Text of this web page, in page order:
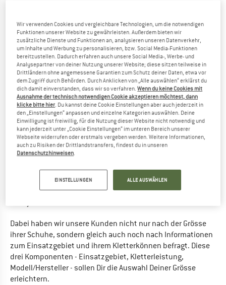
das von Dir gewünschte Modell in der für Dich richtigen
Grösse zu finden.
Kletterschuhesitzen in der Regel ziemlich eng am Fuss.
Daraus ergibt sich ein sehr eng bemessener Spielraum bei
der Passform und der Grösse. Dass Kletterschuhhersteller
hin und wieder von gewohnten Strassenschuhgrössen
abweichen, macht es nicht leichter die passende Grösse zu
finden.
Zum Glück kann man aber an den Erfahrungen anderer
teilhaben. Daher haben wir unsere Kunden nach ihren
Erfahrungen mit Kletterschuhmodellen befragt, diese
ausgewertet und schliesslich in unserem Grössenrechner
aufbereitet. So erhielten wir
3300 verwertbare
Erfahrungswertezu206 Modellenvon18 Marken(Stand April
Dabei haben wir unsere Kunden nicht nur nach der Grösse
ihrer Schuhe, sondern gleich auch noch nach Informationen
zum Einsatzgebiet und ihrem Kletterkönnen befragt. Diese
drei Komponenten - Einsatzgebiet, Kletterleistung,
Modell/Hersteller - sollen Dir die Auswahl Deiner Grösse
erleichtern.
Wir verwenden Cookies und vergleichbare Technologien, um die notwendigen
Funktionen unserer Website zu gewährleisten. Außerdem bieten wir
zusätzliche Dienste und Funktionen an, analysieren unseren Datenverkehr,
um Inhalte und Werbung zu personalisieren, bzw. Social Media-Funktionen
bereitzustellen. Dadurch erfahren auch unsere Social Media-, Werbe- und
Analysepartner von deiner Nutzung unserer Website; diese sitzen teilweise in
Drittländern ohne angemessene Garantien zum Schutz deiner Daten, etwa vor
dem Zugriff durch Behörden. Durch Anklicken von „Alle auswählen“ erklärst du
dich damit einverstanden, dass wir so verfahren.Wenn du keine Cookies mit
Ausnahme der technisch notwendigen Cookie akzeptieren möchtest, dann
klicke bitte hier. Du kannst deine Cookie Einstellungen aber auch jederzeit in
den „Einstellungen“ anpassen und einzelne Kategorien auswählen. Deine
Einwilligung ist freiwillig, für die Nutzung dieser Website nicht notwendig und
kann jederzeit unter „Cookie Einstellungen“ im unteren Bereich unserer
Webseite widerrufen oder erstmals vergeben werden. Weitere Informationen,
auch zu Risiken der Drittlandstransfers, findest du in unseren
Datenschutzhinweisen.
EINSTELLUNGEN ALLE AUSWÄHLEN